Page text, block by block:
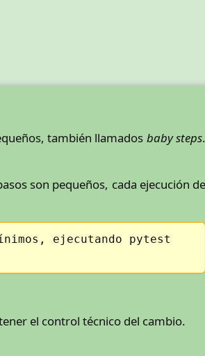
también llamados baby steps.
son pequeños, cada ejecución de
ejecutando pytest
el control técnico del cambio.